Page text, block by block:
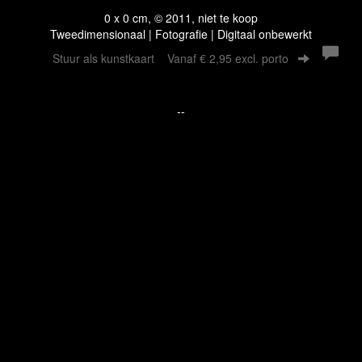
0 x 0 cm, © 2011, niet te koop
Tweedimensionaal | Fotografie | Digitaal onbewerkt
Stuur als kunstkaart Vanaf € 2,95 excl. porto
--